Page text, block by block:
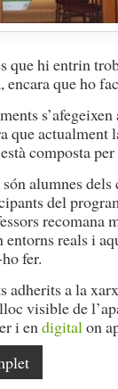
que hi entrin
encara que ho
que actualment
composta
alumnes
del
recomana
reals i
fer.
adherits a la
visible de
i endigitalon